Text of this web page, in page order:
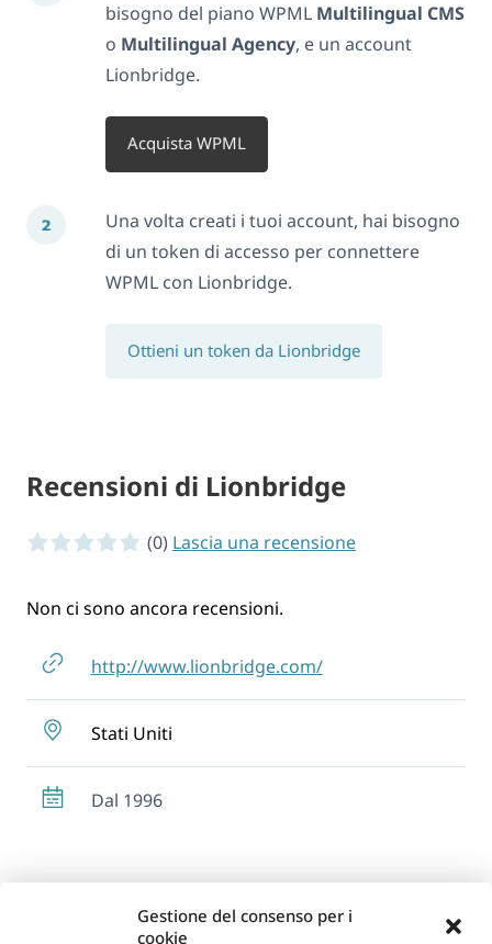
Gestione del consenso per i
cookie
bisogno del piano WPML Multilingual CMS
o Multilingual Agency, e un account
Lionbridge.
Acquista WPML
Una volta creati i tuoi account, hai bisogno
di un token di accesso per connettere
WPML con Lionbridge.
Ottieni un token da Lionbridge
Recensioni di Lionbridge
0 of 5 stars
(0) Lascia una recensione
Non ci sono ancora recensioni.
http://www.lionbridge.com/
Stati Uniti
Dal 1996